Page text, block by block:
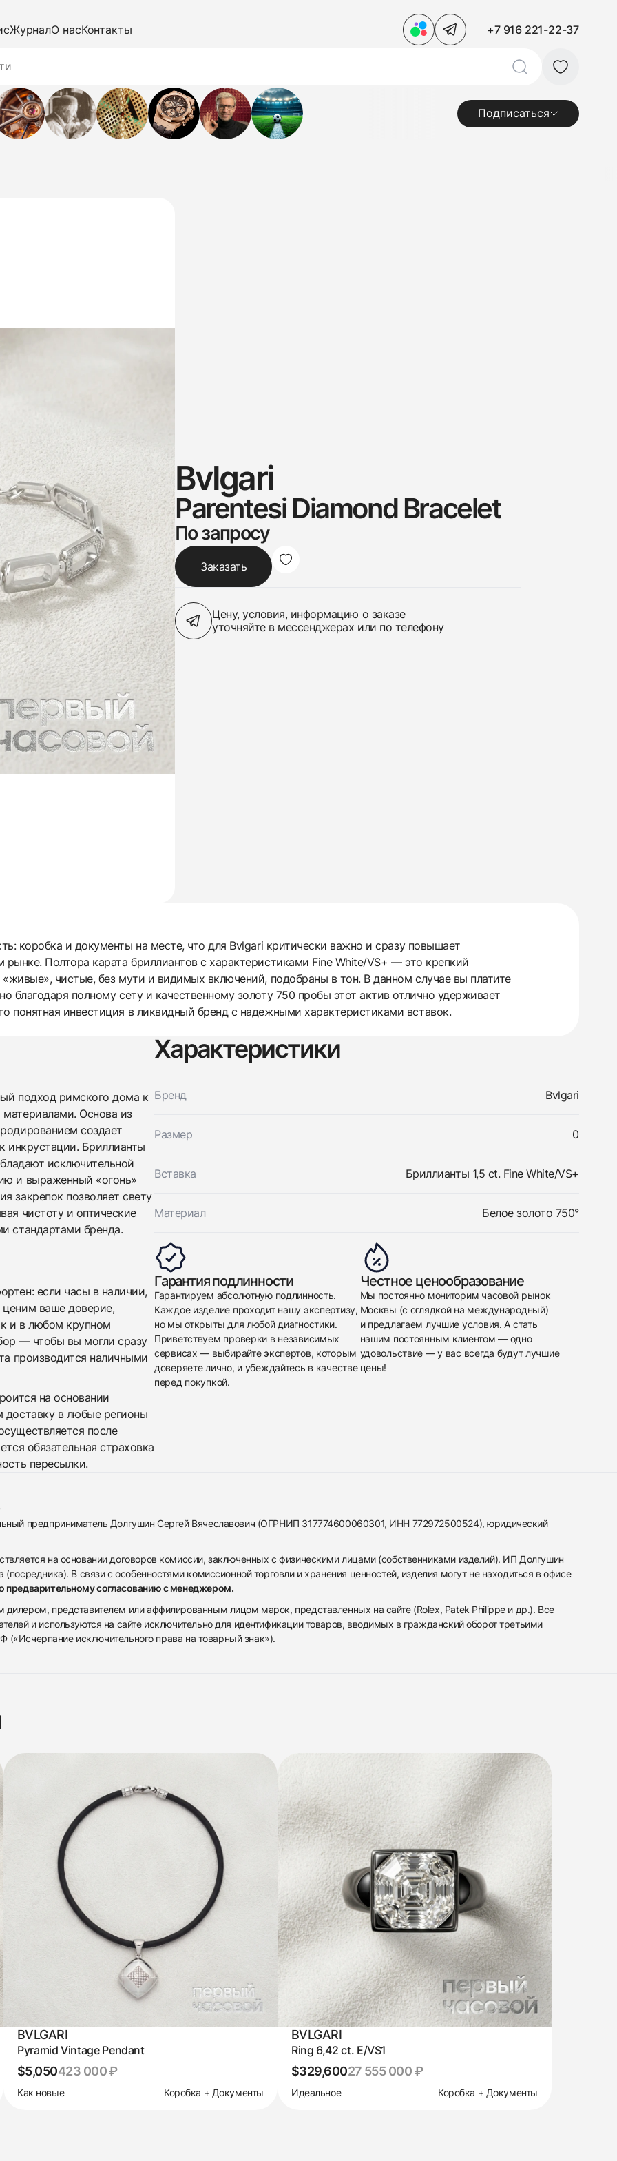
ЖурналО насКонтакты +7 916 221-22-37
Подписаться
Bvlgari
Parentesi Diamond Bracelet
По запросу
Заказать
Цену, условия, информацию о заказе
уточняйте в мессенджерах или по телефону
коробка и документы на месте, что для Bvlgari критически важно и сразу повышает
рынке. Полтора карата бриллиантов с характеристиками Fine White/VS+ — это крепкий
чистые, без мути и видимых включений, подобраны в тон. В данном случае вы платите
благодаря полному сету и качественному золоту 750 пробы этот актив отлично удерживает
понятная инвестиция в ликвидный бренд с надежными характеристиками вставок.
подход римского дома к
Основа из
создает
инкрустации. Бриллианты
исключительной
и выраженный «огонь»
закрепок позволяет свету
чистоту и оптические
стандартами бренда.
Характеристики
Бренд Bvlgari
Размер 0
Вставка Бриллианты 1,5 ct. Fine White/VS+
Материал Белое золото 750°
если часы в наличии,
ваше доверие,
и в любом крупном
— чтобы вы могли сразу
производится наличными
на основании
доставку в любые регионы
после
обязательная страховка
пересылки.
Гарантия подлинности
Гарантируем абсолютную подлинность.
Каждое изделие проходит нашу экспертизу,
но мы открыты для любой диагностики.
Приветствуем проверки в независимых
сервисах — выбирайте экспертов, которым
доверяете лично, и убеждайтесь в качестве
перед покупкой.
Честное ценообразование
Мы постоянно мониторим часовой рынок
Москвы (с оглядкой на международный)
и предлагаем лучшие условия. А стать
нашим постоянным клиентом — одно
удовольствие — у вас всегда будут лучшие
цены!
предприниматель Долгушин Сергей Вячеславович (ОГРНИП 317774600060301, ИНН 772972500524), юридический
на основании договоров комиссии, заключенных с физическими лицами (собственниками изделий). ИП Долгушин
В связи с особенностями комиссионной торговли и хранения ценностей, изделия могут не находиться в офисе
предварительному согласованию с менеджером.
представителем или аффилированным лицом марок, представленных на сайте (Rolex, Patek Philippe и др.). Все
и используются на сайте исключительно для идентификации товаров, вводимых в гражданский оборот третьими
(«Исчерпание исключительного права на товарный знак»).
ваши контактные данные и мы свяжемся с
Bvlgari
Parentesi Diamond Bracelet
Как новыеКоробка + Документы
$5,500
Отправить заявку
Оставьте ваши контактные данные и мы свяжемся с
Bvlgari
Parentesi Diamond Bracelet
Как новыеКоробка + Документы
$5,500
Приложите фото ваших часов…
Отправить заявку
BVLGARI
Pyramid Vintage Pendant
$5,050423 000 ₽
Как новые Коробка + Документы
BVLGARI
Ring 6,42 ct. E/VS1
$329,60027 555 000 ₽
Идеальное Коробка + Документы